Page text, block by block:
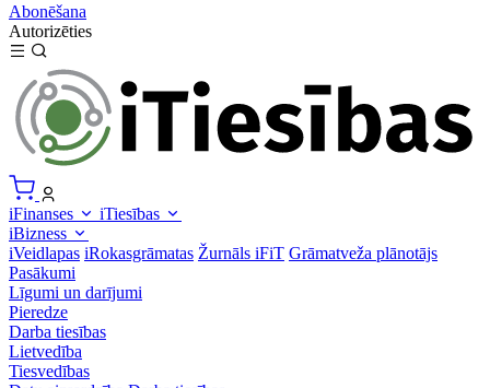
Abonēšana
Autorizēties
iFinanses
iTiesības
iBizness
iVeidlapas iRokasgrāmatas Žurnāls iFiT Grāmatveža plānotājs
Pasākumi
Līgumi un darījumi
Pieredze
Darba tiesības
Lietvedība
Tiesvedības